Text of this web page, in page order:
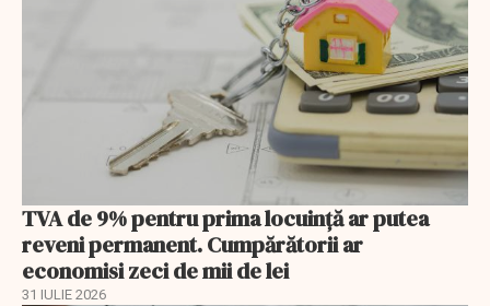
TVA de 9% pentru prima locuință ar putea
reveni permanent. Cumpărătorii ar
economisi zeci de mii de lei
31 IULIE 2026